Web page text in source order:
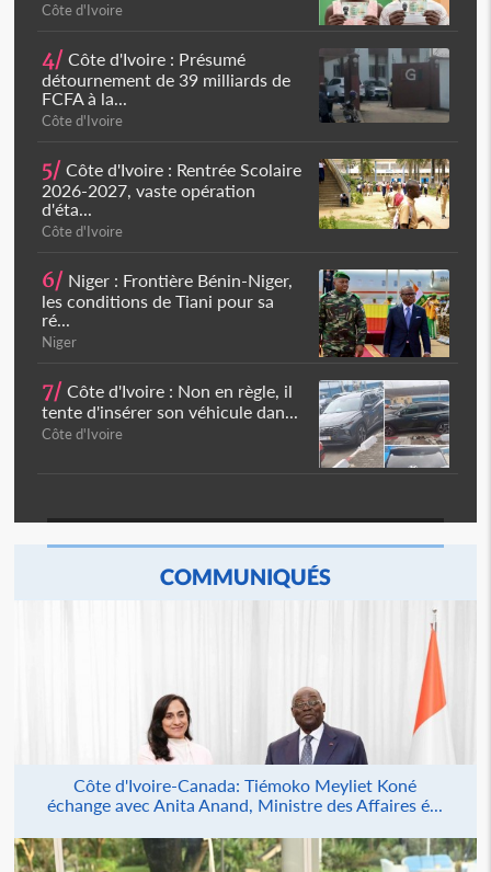
Côte d'Ivoire
4/ Côte d'Ivoire : Présumé
détournement de 39 milliards de
FCFA à la...
Côte d'Ivoire
5/ Côte d'Ivoire : Rentrée Scolaire
2026-2027, vaste opération
d'éta...
Côte d'Ivoire
6/ Niger : Frontière Bénin-Niger,
les conditions de Tiani pour sa
ré...
Niger
7/ Côte d'Ivoire : Non en règle, il
tente d'insérer son véhicule dan...
Côte d'Ivoire
COMMUNIQUÉS
Côte d'Ivoire-Canada: Tiémoko Meyliet Koné
échange avec Anita Anand, Ministre des Affaires é...